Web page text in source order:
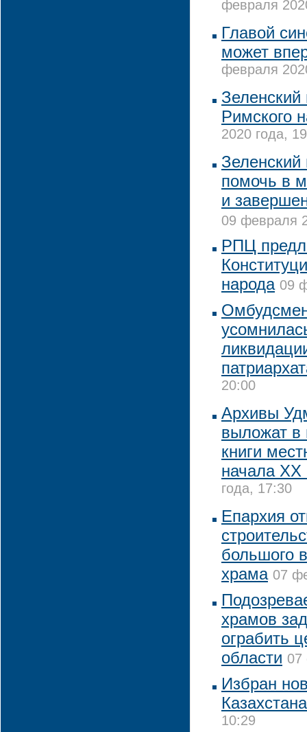
февраля
Главой
может
февраля
Зеленский
Римского
2020 года,
помочь в
и
09 февраля
РПЦ
народа 09
20:00
Архивы
выложат в
книги
начала XX
года, 17:30
Епархия
большого
храма 07
храмов
ограбить
области 07
Избран
Казахстана
10:29